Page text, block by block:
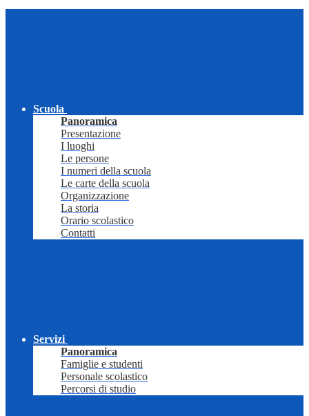
Scuola
Panoramica
Presentazione
I luoghi
Le persone
I numeri della scuola
Le carte della scuola
Organizzazione
La storia
Orario scolastico
Contatti
Servizi
Panoramica
Famiglie e studenti
Personale scolastico
Percorsi di studio